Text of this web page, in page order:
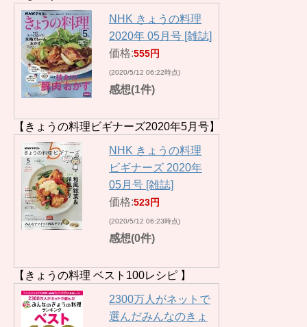
NHK きょうの料理
2020年 05月号 [雑誌]
価格:555円
(2020/5/12 06:22時点)
感想(1件)
【きょうの料理ビギナーズ2020年5月号】
NHK きょうの料理
ビギナーズ 2020年
05月号 [雑誌]
価格:523円
(2020/5/12 06:23時点)
感想(0件)
【きょうの料理 ベスト100レシピ 】
2300万人がネットで
選んだみんなのきょ